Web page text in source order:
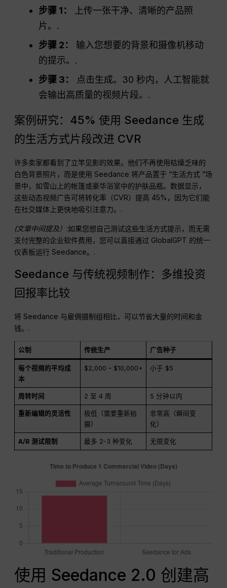
步骤 1：
上传一张干净、清晰的产品照
片。.
步骤 2：
输入您想要的背景和摄像机移动
的提示。.
步骤 3：
点击生成。30 秒内，人工智能就
会输出高质量的视频片段。.
案例研究：45% 使用 Seedance 生成
的生活方式片段改进 CVR
许多卖家都看到了立竿见影的效果。他们不再使用枯燥乏味的
白色背景照片，而是使用 Seedance 将产品置于 “生活方式 ”场
景中，如雪山上的帐篷或豪华浴室中的护肤品瓶。数据显示，
这些动态视频广告可将转化率（CVR）提高 45%，因为它们能
在社交媒体上更快地吸引注意力。.
(文章中间提及） :如果您想自己测试这些生活方式提示，而无需
支付完整的企业软件费用，您可以直接通过 GlobalGPT 的统一
仪表板运行 Seedance。.
Seedance 与传统视频制作：多维投资
回报率比较
将 Seedance 与雇佣摄制组相比，可以节省大量的时间和金
钱。.
公制 传统生产 广告种子
每个视频的平均成
本
$2,000 – $10,000+ 小于 $5
周转时间 2 至 4 周 5 分钟以内
重新编辑的灵活性
极低（需要重新拍
摄）
非常高（瞬间变
化）
A/B 测试限制 最多 2-3 种变化 无限变化
使用 Seedance 2.0 创建高